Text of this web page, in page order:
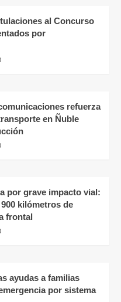
al Concurso
por
refuerza
en Ñuble
por grave impacto vial:
kilómetros de
frontal
ayudas a familias
por sistema